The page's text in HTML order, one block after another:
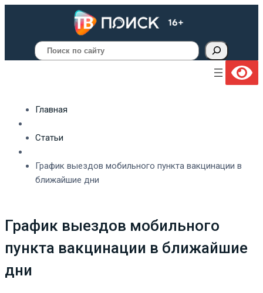
Поиск
Главная
Статьи
График выездов мобильного пункта вакцинации в
ближайшие дни
График выездов мобильного
пункта вакцинации в ближайшие
дни